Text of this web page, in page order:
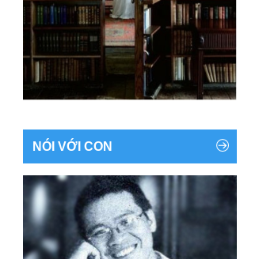
NÓI VỚI CON